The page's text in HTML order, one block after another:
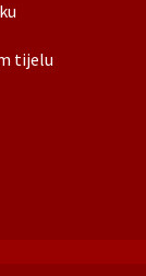
tijelu